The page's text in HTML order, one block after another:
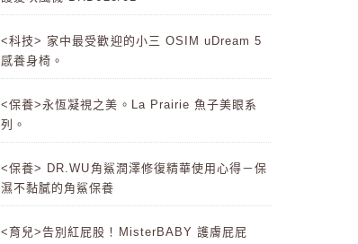
<科技> 家中最受歡迎的小三 OSIM uDream 5
感養身椅。
<保養>永恆凝視之美。La Prairie 魚子美眼系
列。
<保養> DR.WU角鯊潤澤修復精華使用心得－保
濕不黏膩的角鯊保養
<育兒>告別紅屁股！MisterBABY 護膚屁屁